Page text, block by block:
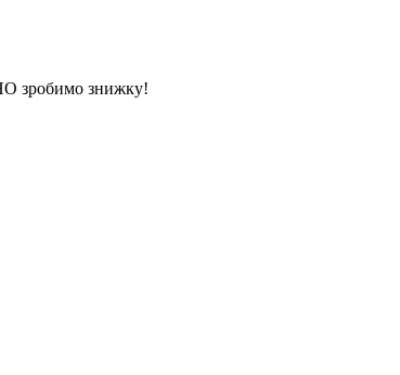
зробимо знижку!